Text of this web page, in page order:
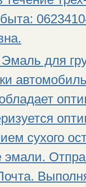
для
сухого